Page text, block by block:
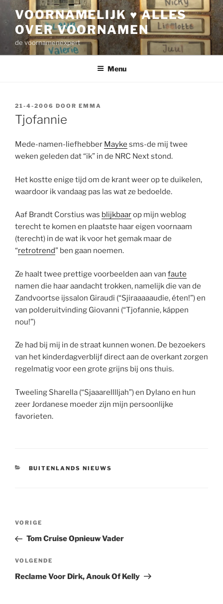
inhoud
VOORNAMELIJK ♥ ALLES
OVER VOORNAMEN
de voornamenexpert
Menu
GEPLAATST
OP
21-4-2006 DOOR EMMA
Tjofannie
Mede-namen-liefhebber Mayke sms-de mij twee
weken geleden dat “ik” in de NRC Next stond.
Het kostte enige tijd om de krant weer op te duikelen,
waardoor ik vandaag pas las wat ze bedoelde.
Aaf Brandt Corstius was blijkbaarop mijn weblog
terecht te komen en plaatste haar eigen voornaam
(terecht) in de wat ik voor het gemak maar de
“retrotrend” ben gaan noemen.
Ze haalt twee prettige voorbeelden aan van faute
namen die haar aandacht trokken, namelijk die van de
Zandvoortse ijssalon Giraudi (“Sjiraaaaaudie, éten!”) en
van polderuitvinding Giovanni (“Tjofannie, káppen
nou!”)
Ze had bij mij in de straat kunnen wonen. De bezoekers
van het kinderdagverblijf direct aan de overkant zorgen
regelmatig voor een grote grijns bij ons thuis.
Tweeling Sharella (“Sjaaarelllljah”) en Dylano en hun
zeer Jordanese moeder zijn mijn persoonlijke
favorieten.
CATEGORIEËN
BUITENLANDS NIEUWS
Berichtnavigatie
Vorig
bericht
VORIGE
Tom Cruise Opnieuw Vader
Volgend
bericht
VOLGENDE
Reclame Voor Dirk, Anouk Of Kelly